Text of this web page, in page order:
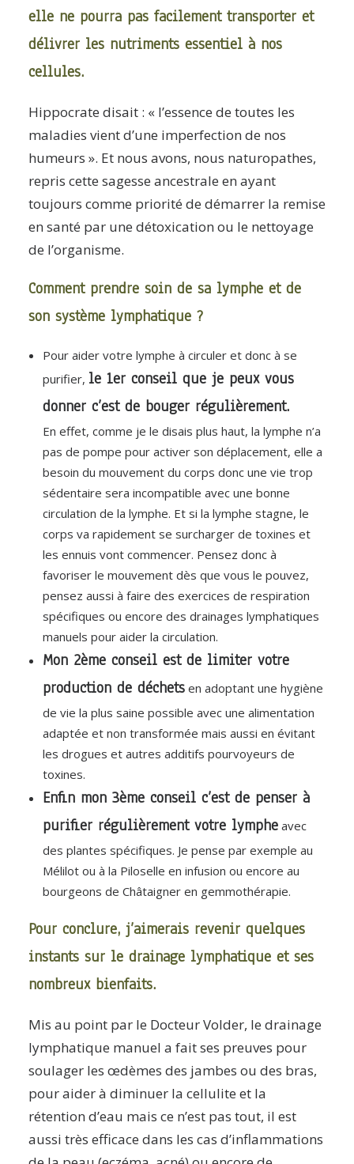
elle ne pourra pas facilement transporter et
délivrer les nutriments essentiel à nos
cellules.
Hippocrate disait : « l’essence de toutes les
maladies vient d’une imperfection de nos
humeurs ». Et nous avons, nous naturopathes,
repris cette sagesse ancestrale en ayant
toujours comme priorité de démarrer la remise
en santé par une détoxication ou le nettoyage
de l’organisme.
Comment prendre soin de sa lymphe et de
son système lymphatique ?
Pour aider votre lymphe à circuler et donc à se
purifier, le 1er conseil que je peux vous
donner c’est de bouger régulièrement.
En effet, comme je le disais plus haut, la lymphe n’a
pas de pompe pour activer son déplacement, elle a
besoin du mouvement du corps donc une vie trop
sédentaire sera incompatible avec une bonne
circulation de la lymphe. Et si la lymphe stagne, le
corps va rapidement se surcharger de toxines et
les ennuis vont commencer. Pensez donc à
favoriser le mouvement dès que vous le pouvez,
pensez aussi à faire des exercices de respiration
spécifiques ou encore des drainages lymphatiques
manuels pour aider la circulation.
Mon 2ème conseil est de limiter votre
production de déchets en adoptant une hygiène
de vie la plus saine possible avec une alimentation
adaptée et non transformée mais aussi en évitant
les drogues et autres additifs pourvoyeurs de
toxines.
Enfin mon 3ème conseil c’est de penser à
purifier régulièrement votre lymphe avec
des plantes spécifiques. Je pense par exemple au
Mélilot ou à la Piloselle en infusion ou encore au
bourgeons de Châtaigner en gemmothérapie.
Pour conclure, j’aimerais revenir quelques
instants sur le drainage lymphatique et ses
nombreux bienfaits.
Mis au point par le Docteur Volder, le drainage
lymphatique manuel a fait ses preuves pour
soulager les œdèmes des jambes ou des bras,
pour aider à diminuer la cellulite et la
rétention d’eau mais ce n’est pas tout, il est
aussi très efficace dans les cas d’inflammations